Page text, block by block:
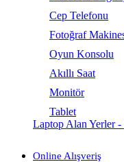
Cep Telefonu
Fotoğraf
Oyun Konsolu
Akıllı Saat
Monitör
Tablet
Laptop Alan Yerler
Online Alışveriş